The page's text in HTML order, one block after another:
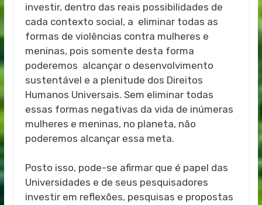
investir, dentro das reais possibilidades de
cada contexto social, a eliminar todas as
formas de violências contra mulheres e
meninas, pois somente desta forma
poderemos alcançar o desenvolvimento
sustentável e a plenitude dos Direitos
Humanos Universais. Sem eliminar todas
essas formas negativas da vida de inúmeras
mulheres e meninas, no planeta, não
poderemos alcançar essa meta.
Posto isso, pode-se afirmar que é papel das
Universidades e de seus pesquisadores
investir em reflexões, pesquisas e propostas